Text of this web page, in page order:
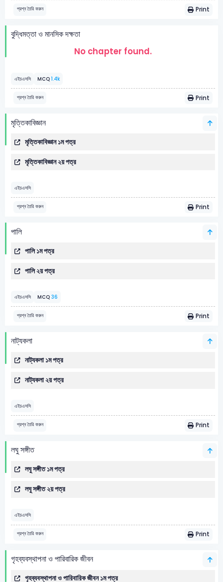
প্রশ্ন তৈরি করুন Print
বুদ্ধিমত্তা ও মানসিক দক্ষতা
No chapter found.
এইচএসসি MCQ 1.4k
প্রশ্ন তৈরি করুন Print
মৃত্তিকাবিজ্ঞান
মৃত্তিকাবিজ্ঞান ১ম পত্র
মৃত্তিকাবিজ্ঞান ২য় পত্র
এইচএসসি
প্রশ্ন তৈরি করুন Print
পালি
পালি ১ম পত্র
পালি ২য় পত্র
এইচএসসি MCQ 36
প্রশ্ন তৈরি করুন Print
নাট্যকলা
নাট্যকলা ১ম পত্র
নাট্যকলা ২য় পত্র
এইচএসসি
প্রশ্ন তৈরি করুন Print
লঘু সঙ্গীত
লঘু সঙ্গীত ১ম পত্র
লঘু সঙ্গীত ২য় পত্র
এইচএসসি
প্রশ্ন তৈরি করুন Print
গৃহব্যবস্থাপনা ও পারিবারিক জীবন
গৃহব্যবস্থাপনা ও পারিবারিক জীবন ১ম পত্র